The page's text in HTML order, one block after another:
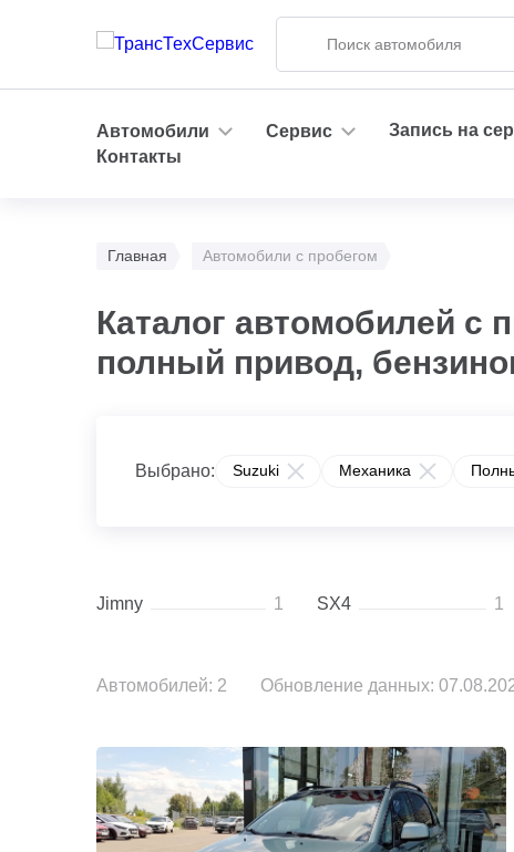
Автомобили Сервис Запись на
Контакты
Главная Автомобили с пробегом
Каталог автомобилей с
полный привод,
Выбрано: Suzuki Механика
Jimny 1 SX4 1
Автомобилей: 2 Обновление данных: